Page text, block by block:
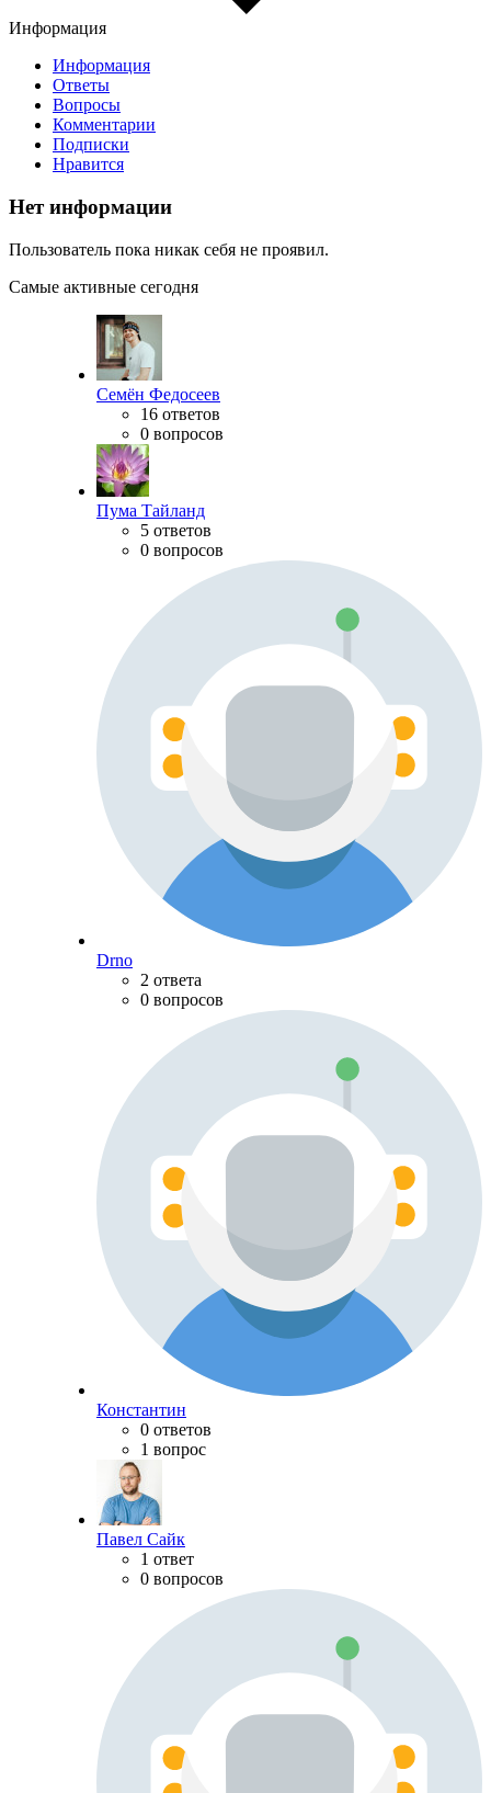
Информация
Информация
Ответы
Вопросы
Комментарии
Подписки
Нравится
Нет информации
Пользователь пока никак себя не проявил.
Самые активные сегодня
Семён Федосеев
16 ответов
0 вопросов
Пума Тайланд
5 ответов
0 вопросов
Drno
2 ответа
0 вопросов
Константин
0 ответов
1 вопрос
Павел Сайк
1 ответ
0 вопросов